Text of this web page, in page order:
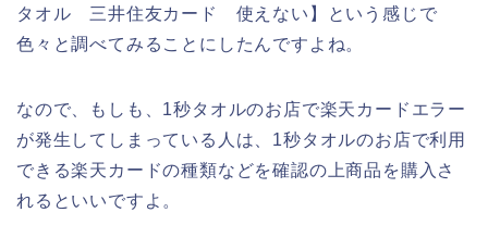
タオル 三井住友カード 使えない】という感じで
色々と調べてみることにしたんですよね。
なので、もしも、1秒タオルのお店で楽天カードエラー
が発生してしまっている人は、1秒タオルのお店で利用
できる楽天カードの種類などを確認の上商品を購入さ
れるといいですよ。